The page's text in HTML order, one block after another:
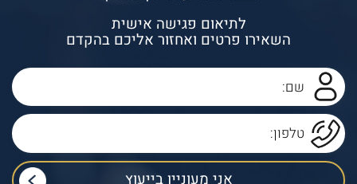
לתיאום פגישה אישית
השאירו פרטים ואחזור אליכם בהקדם